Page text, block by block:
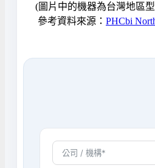
(圖片中的機器為台灣地區
參考資料來源： PHCbi